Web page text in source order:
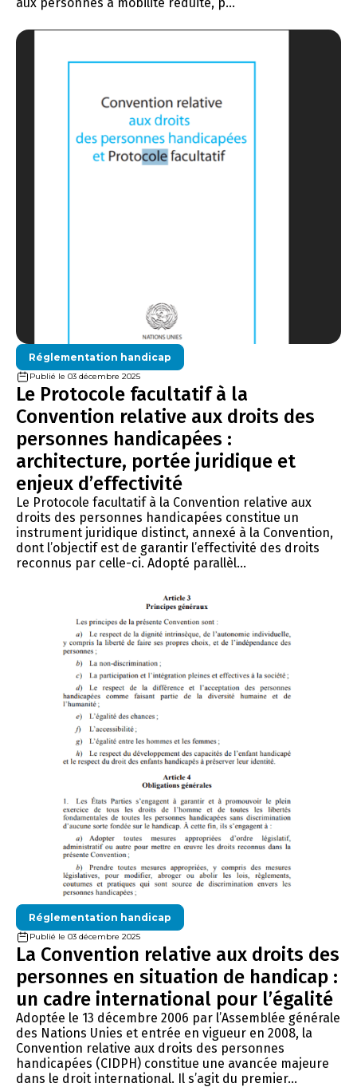
Réglementation handicap
Publié le 03 décembre 2025
Le Protocole facultatif à la
Convention relative aux droits des
personnes handicapées :
architecture, portée juridique et
enjeux d’effectivité
Le Protocole facultatif à la Convention relative aux
droits des personnes handicapées constitue un
instrument juridique distinct, annexé à la Convention,
dont l’objectif est de garantir l’effectivité des droits
reconnus par celle-ci. Adopté parallèl...
Réglementation handicap
Publié le 03 décembre 2025
La Convention relative aux droits des
personnes en situation de handicap :
un cadre international pour l’égalité
Adoptée le 13 décembre 2006 par l’Assemblée générale
des Nations Unies et entrée en vigueur en 2008, la
Convention relative aux droits des personnes
handicapées (CIDPH) constitue une avancée majeure
dans le droit international. Il s’agit du premier...